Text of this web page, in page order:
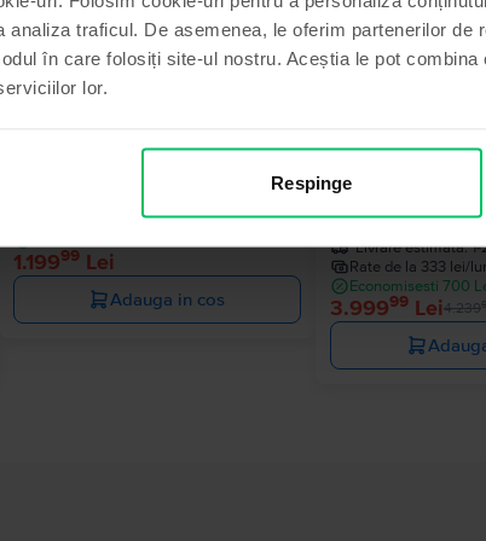
analiza traficul. De asemenea, le oferim partenerilor de
în care folosiți site-ul nostru. Aceștia le pot
lor.
Respinge
Samsung Galaxy S22 5G Dual Sim
Phantom Black, 128 GB, Foarte bun
Rate de la 100 lei/luna
1.19999Lei
Adauga in cos
- 240 Lei
Samsung Galaxy
Sim
Livrare estimata:
Rate de la 333 lei/
Economisesti 700
3.99999 Lei4.239